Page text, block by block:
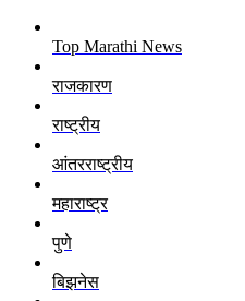
Top Marathi News
राजकारण
राष्ट्रीय
आंतरराष्ट्रीय
महाराष्ट्र
पुणे
बिझनेस